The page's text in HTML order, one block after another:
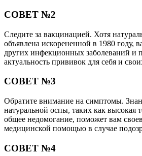
СОВЕТ №2
Следите за вакцинацией. Хотя
объявлена искорененной в 1980 году,
других инфекционных заболеваний и
актуальность прививок для себя и
СОВЕТ №3
Обратите внимание на симптомы.
натуральной оспы, таких как высокая
общее недомогание, поможет вам
медицинской помощью в случае
СОВЕТ №4